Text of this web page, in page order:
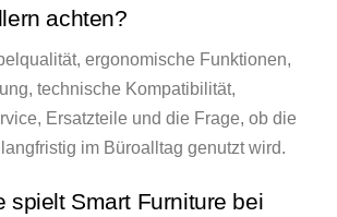
achten?
ergonomische Funktionen,
technische Kompatibilität,
Ersatzteile und die Frage, ob die
im Büroalltag genutzt wird.
spielt Smart Furniture bei